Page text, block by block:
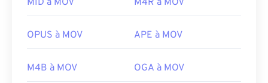
ROSE Online. Ces types de fichiers sont
technologies et elles ne s'ouvrent pas dans
MID à MOV M4R à MOV
OPUS à MOV APE à MOV
M4B à MOV OGA à MOV